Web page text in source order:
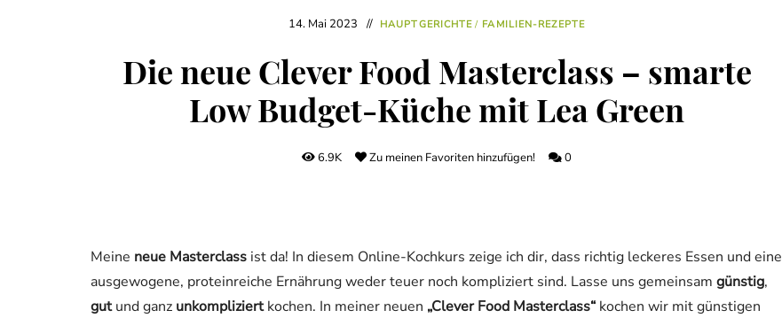
14. Mai 2023 HAUPTGERICHTE / FAMILIEN-REZEPTE
Die neue Clever Food Masterclass – smarte
Low Budget-Küche mit Lea Green
6.9K Zu meinen Favoriten hinzufügen! 0
Meine neue Masterclass ist da! In diesem Online-Kochkurs zeige ich dir, dass richtig leckeres Essen und eine
ausgewogene, proteinreiche Ernährung weder teuer noch kompliziert sind. Lasse uns gemeinsam günstig,
gutund ganz unkompliziertkochen. In meiner neuen „Clever Food Masterclass“ kochen wir mit günstigen